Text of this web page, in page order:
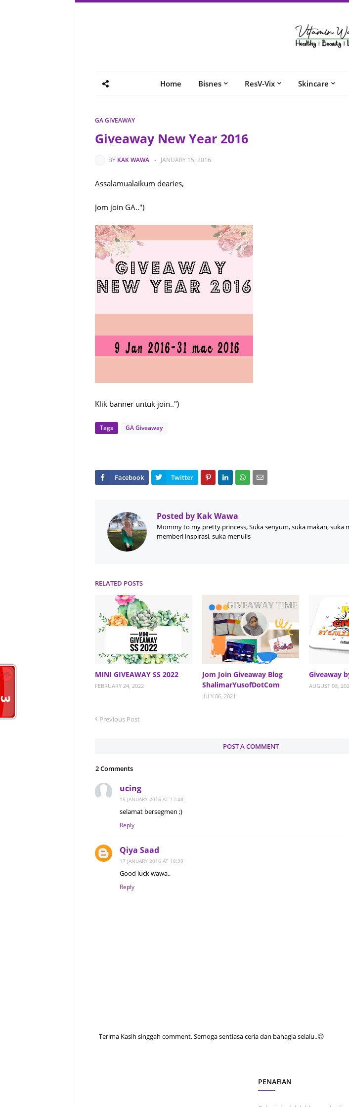
Home Bisnes ResV-Vix Skincare
GA GIVEAWAY
Giveaway New Year 2016
BY KAK WAWA - JANUARY 15, 2016
Assalamualaikum dearies,
Jom join GA..")
Klik banner untuk join..")
Tags GA Giveaway
Posted by Kak Wawa
Mommy to my pretty princess, Suka senyum, suka makan, suka
memberi inspirasi, suka menulis
RELATED POSTS
MINI GIVEAWAY SS 2022
FEBRUARY 24, 2022
Jom Join Giveaway Blog
ShalimarYusofDotCom
JULY 06, 2021
Giveaway
AUGUST 03,
Previous Post
POST A COMMENT
2 Comments
ucing
15 JANUARY 2016 AT 17:48
selamat bersegmen ;)
Reply
Qiya Saad
17 JANUARY 2016 AT 18:39
Good luck wawa..
Reply
Terima Kasih singgah comment. Semoga sentiasa ceria dan bahagia selalu..😊
PENAFIAN